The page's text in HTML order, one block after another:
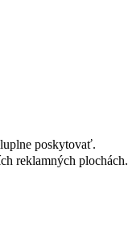
poskytovať.
reklamných plochách.